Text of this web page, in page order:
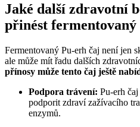
Jaké další zdravotní
přinést fermentovaný
Fermentovaný Pu-erh čaj není jen
ale může mít řadu dalších
přínosy může tento čaj ještě
Podpora trávení: Pu-erh
podporit zdraví zažívacího
enzymů.